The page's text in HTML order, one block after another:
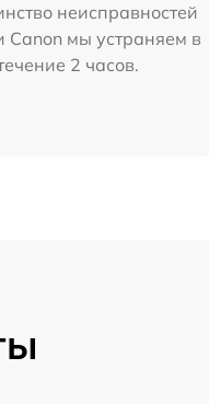
неисправностей
Canon мы устраняем в
2 часов.